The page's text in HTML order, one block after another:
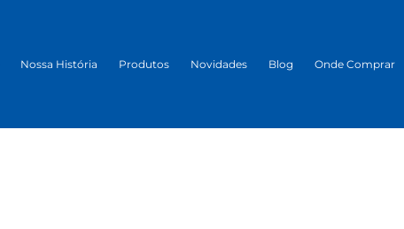
Nossa História Produtos Novidades Blog Onde Comprar